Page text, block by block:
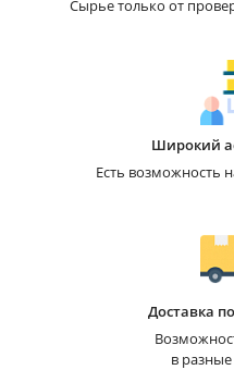
Сырье только от
Широкий
Есть возможность
Доставка
в